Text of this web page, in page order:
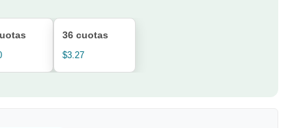
36 cuotas
$3.27